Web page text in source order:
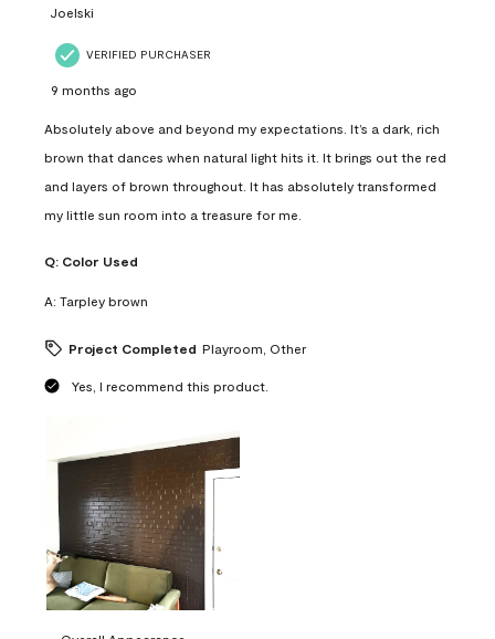
Joelski
VERIFIED PURCHASER
9 months ago
Absolutely above and beyond my expectations. It’s a dark, rich
brown that dances when natural light hits it. It brings out the red
and layers of brown throughout. It has absolutely transformed
my little sun room into a treasure for me.
Q: Color Used
A: Tarpley brown
Project Completed Playroom, Other
Yes, I recommend this product.